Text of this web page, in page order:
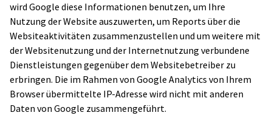
wird Google diese Informationen benutzen, um Ihre
Nutzung der Website auszuwerten, um Reports über die
Websiteaktivitäten zusammenzustellen und um weitere mit
der Websitenutzung und der Internetnutzung verbundene
Dienstleistungen gegenüber dem Websitebetreiber zu
erbringen. Die im Rahmen von Google Analytics von Ihrem
Browser übermittelte IP-Adresse wird nicht mit anderen
Daten von Google zusammengeführt.